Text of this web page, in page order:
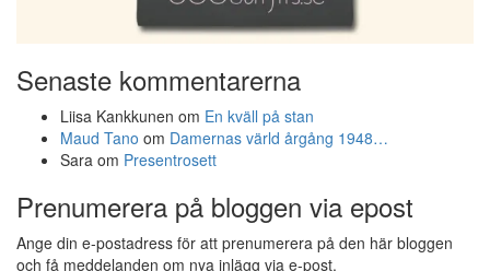
Senaste kommentarerna
Liisa Kankkunen om En kväll på stan
Maud Tano om Damernas värld årgång 1948…
Sara om Presentrosett
Prenumerera på bloggen via epost
Ange din e-postadress för att prenumerera på den här bloggen
och få meddelanden om nya inlägg via e-post.